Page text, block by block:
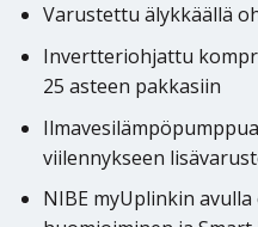
Varustettu älykkäällä
Invertteriohjattu
25 asteen pakkasiin
viilennykseen
NIBE myUplinkin